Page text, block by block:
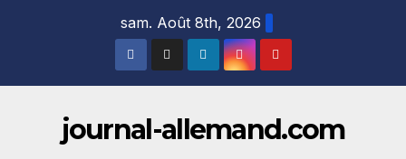
sam. Août 8th, 2026
journal-allemand.com